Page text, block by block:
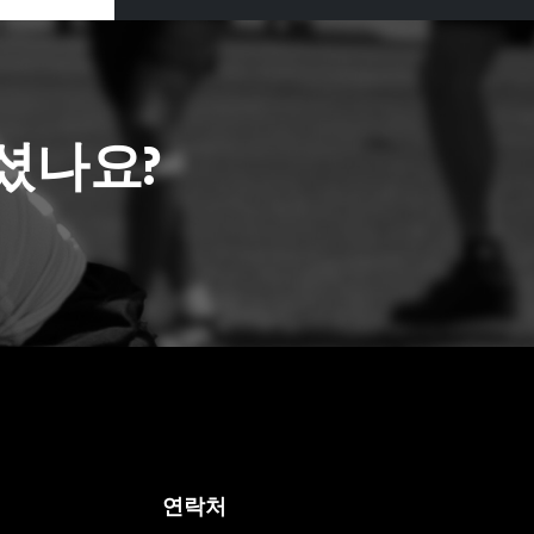
나요?
연락처